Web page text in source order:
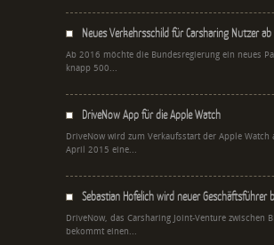
Neues Verkehrsschild für Carsharing Nutzer
Ab 2016 möchte die Bundesregierung ein neues
knapp 500...
DriveNow App für die Apple Watch
DriveNow wird zum Verkaufsstart der Apple Watch
April 2015 eine...
Sebastian Hofelich wird neuer Geschäftsführer
DriveNow, das Carsharing Joint-Venture zwischen
bekommt einen...